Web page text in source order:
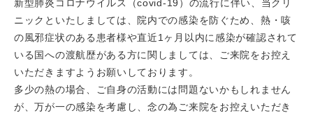
新型肺炎コロナウイルス（covid-19）の流行に伴い、当クリ
ニックといたしましては、院内での感染を防ぐため、熱・咳
の風邪症状のある患者様や直近1ヶ月以内に感染が確認されて
いる国への渡航歴がある方に関しましては、ご来院をお控え
いただきますようお願いしております。
多少の熱の場合、ご自身の活動には問題ないかもしれません
が、万が一の感染を考慮し、念の為ご来院をお控えいただき